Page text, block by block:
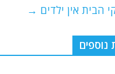
הבית אין ילדים →
נוספים